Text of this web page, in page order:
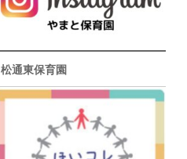
松通東保育園